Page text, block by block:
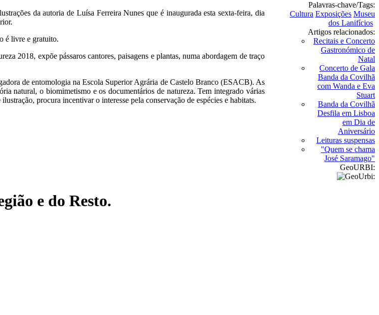
da autoria de Luísa Ferreira Nunes que é inaugurada esta sexta-feira, dia
é livre e gratuito.
2018, expõe pássaros cantores, paisagens e plantas, numa abordagem de traço
de entomologia na Escola Superior Agrária de Castelo Branco (ESACB). As
natural, o biomimetismo e os documentários de natureza. Tem integrado várias
procura incentivar o interesse pela conservação de espécies e habitats.
Palavras-chave/Tags:
Cultura Exposições Museu
dos Lanifícios
Artigos relacionados:
Recitais e Concerto
Gastronómico de
Natal
Concerto de Gala
Banda da Covilhã
com Wanda e Eva
Stuart
Banda da Covilhã
Desfila em Lisboa
em Dia de
Aniversário
Leituras suspensas
"Quem se chama
José Saramago"
GeoURBI:
e do Resto.